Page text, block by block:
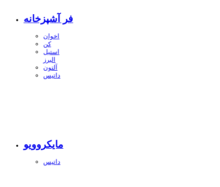
فر آشپزخانه
اخوان
کن
استیل
البرز
آلتون
داتیس
مایکروویو
داتیس